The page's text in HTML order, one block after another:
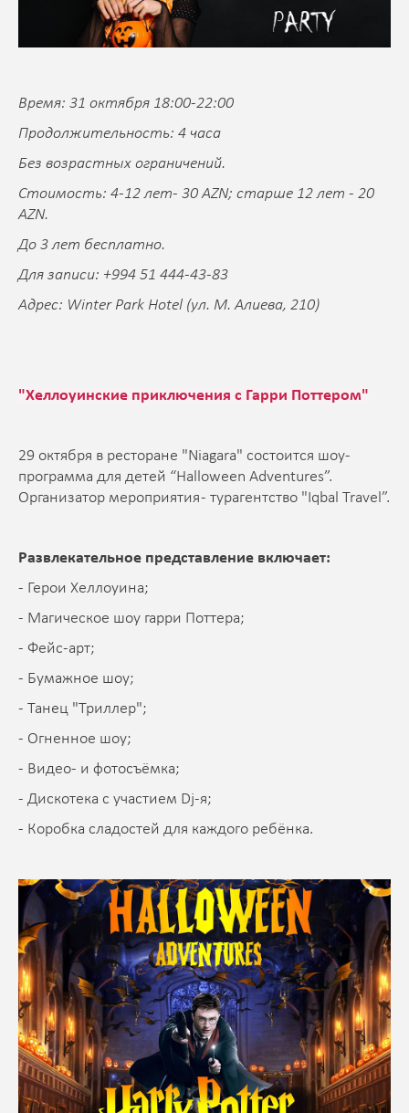
Время: 31 октября 18:00-22:00
Продолжительность: 4 часа
Без возрастных ограничений.
Стоимость: 4-12 лет- 30 AZN; старше 12 лет - 20
AZN.
До 3 лет бесплатно.
Для записи: +994 51 444-43-83
Адрес: Winter Park Hotel (ул. М. Алиева, 210)
"Хеллоуинские приключения с Гарри Поттером"
29 октября в ресторане "Niagara" состоится шоу-
программа для детей “Halloween Adventures”.
Организатор мероприятия - турагентство "Iqbal Travel”.
Развлекательное представление включает:
- Герои Хеллоуина;
- Магическое шоу гарри Поттера;
- Фейс-арт;
- Бумажное шоу;
- Танец "Триллер";
- Огненное шоу;
- Видео- и фотосъёмка;
- Дискотека с участием Dj-я;
- Коробка сладостей для каждого ребёнка.